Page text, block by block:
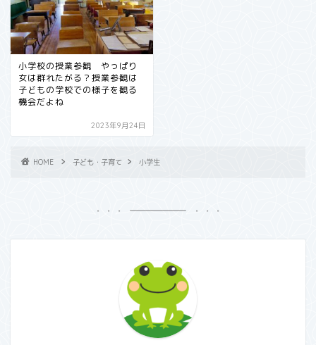
小学校の授業参観 やっぱり
女は群れたがる？授業参観は
子どもの学校での様子を観る
機会だよね
2023年9月24日
HOME 子ども・子育て 小学生